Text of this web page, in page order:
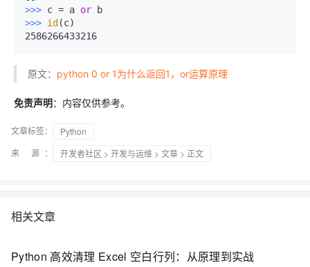
>>> c = a or b
>>> id (c)
原文： python 0 or 1为什么返回1，or运算原理
免责声明：内容仅供参考。
文章标签：
Python
来 源：
开发者社区 > 开发与运维 > 文章 > 正文
相关文章
Python 高效清理 Excel 空白行列：从原理到实战